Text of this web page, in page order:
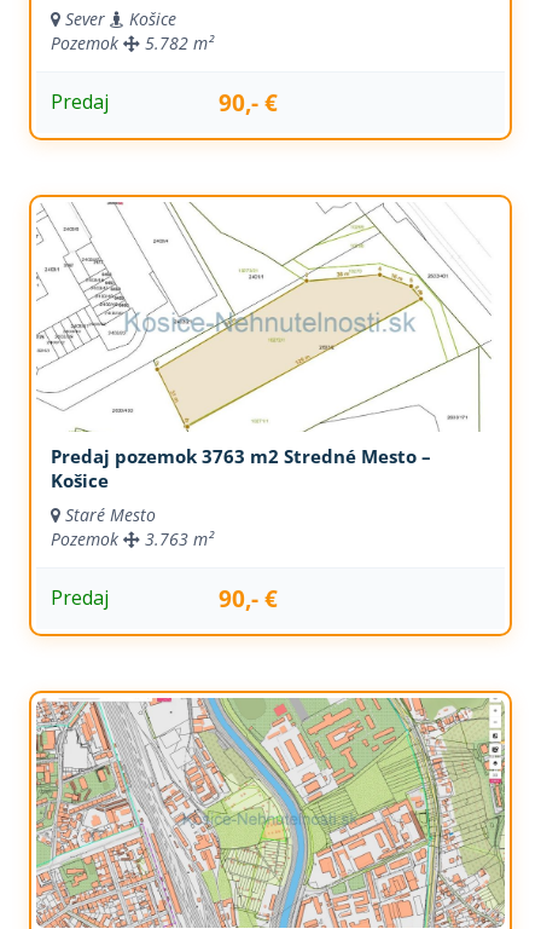
Sever
Košice
Pozemok
5.782 m²
Predaj 90,- €
Predaj pozemok 3763 m2 Stredné Mesto –
Košice
Staré Mesto
Pozemok
3.763 m²
Predaj 90,- €